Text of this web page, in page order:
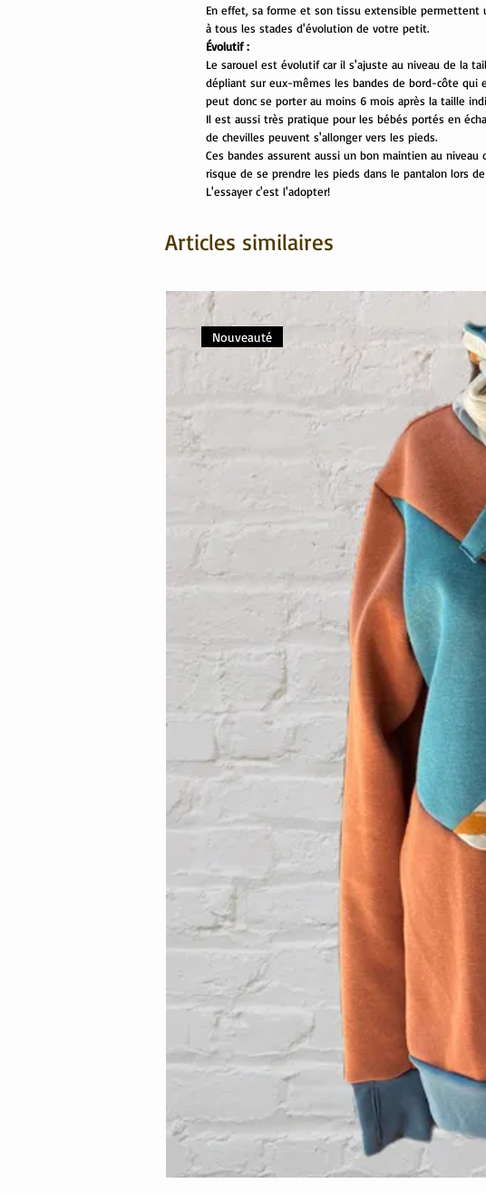
En effet, sa forme et son tissu extensible permettent
à tous les stades d'évolution de votre petit.
Évolutif :
Le sarouel est évolutif car il s'ajuste au niveau de la
dépliant sur eux-mêmes les bandes de bord-côte qui
peut donc se porter au moins 6 mois après la taille
Il est aussi très pratique pour les bébés portés en
de chevilles peuvent s'allonger vers les pieds.
Ces bandes assurent aussi un bon maintien au niveau
risque de se prendre les pieds dans le pantalon lors
L'essayer c'est l'adopter!
Articles similaires
Nouveauté